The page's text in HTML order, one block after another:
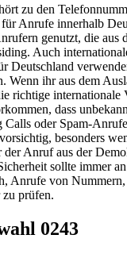
zu den
Anrufe innerhalb
genutzt, die aus
Auch
Deutschland
Wenn ihr aus dem
richtige internationale
dass
Calls oder Spam-
besonders
der Anruf aus der
sollte immer an
Anrufe von
zu prüfen.
0243